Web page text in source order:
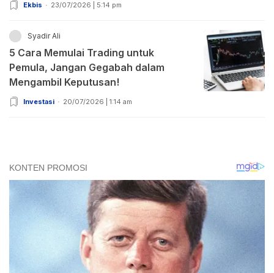
Ekbis 23/07/2026 | 5:14 pm
Syadir Ali
5 Cara Memulai Trading untuk
Pemula, Jangan Gegabah dalam
Mengambil Keputusan!
Investasi 20/07/2026 | 1:14 am